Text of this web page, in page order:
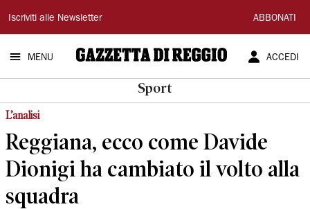
Gazzetta
di
Reggio
Iscriviti alle Newsletter ABBONATI
MENU ACCEDI
Sport
L’analisi
Reggiana, ecco come Davide
Dionigi ha cambiato il volto alla
squadra